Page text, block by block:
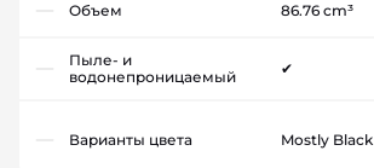
Объем 86.76 cm³
Пыле- и
водонепроницаемый
✔
Варианты цвета Mostly Black